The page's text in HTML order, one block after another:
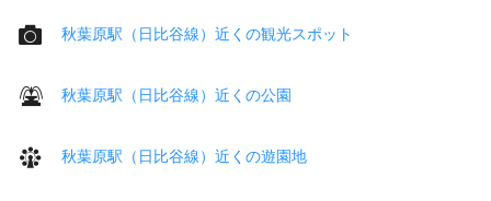
秋葉原駅（日比谷線）近くの観光スポット
秋葉原駅（日比谷線）近くの公園
秋葉原駅（日比谷線）近くの遊園地